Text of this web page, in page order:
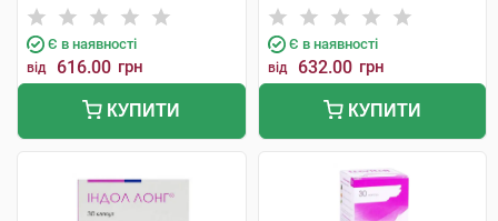
Є в наявності
від 616.00 грн
КУПИТИ
Є в наявності
від 632.00 грн
КУПИТИ